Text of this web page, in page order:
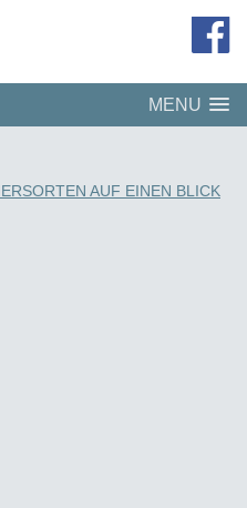
MENU
AUF EINEN BLICK